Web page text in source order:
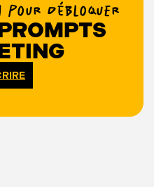
DÉBLOQUER